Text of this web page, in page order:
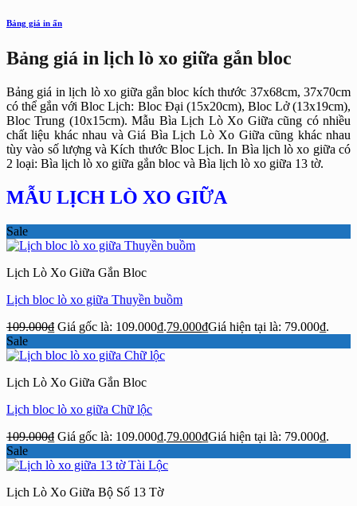
Bảng giá in ấn
Bảng giá in lịch lò xo giữa gắn bloc
Bảng giá in lịch lò xo giữa gắn bloc kích thước 37x68cm, 37x70cm
có thể gắn với Bloc Lịch: Bloc Đại (15x20cm), Bloc Lở (13x19cm),
Bloc Trung (10x15cm). Mẫu Bìa Lịch Lò Xo Giữa cũng có nhiều
chất liệu khác nhau và Giá Bìa Lịch Lò Xo Giữa cũng khác nhau
tùy vào số lượng và Kích thước Bloc Lịch. In Bìa lịch lò xo giữa có
2 loại: Bìa lịch lò xo giữa gắn bloc và Bìa lịch lò xo giữa 13 tờ.
MẪU LỊCH LÒ XO GIỮA
Sale
Lịch Lò Xo Giữa Gắn Bloc
Lịch bloc lò xo giữa Thuyền buồm
109.000₫ Giá gốc là: 109.000₫.79.000₫Giá hiện tại là: 79.000₫.
Sale
Lịch Lò Xo Giữa Gắn Bloc
Lịch bloc lò xo giữa Chữ lộc
109.000₫ Giá gốc là: 109.000₫.79.000₫Giá hiện tại là: 79.000₫.
Sale
Lịch Lò Xo Giữa Bộ Số 13 Tờ